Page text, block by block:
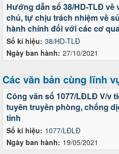
Số kí hiệu: 38/HD-TLĐ
Ngày ban hành: 27/10/2021
Hướng dẫn số 38/HD-TLĐ
chủ, tự chịu trách nhiệm về
hành chính đối với các cơ
Các văn bản cùng lĩnh
Số kí hiệu: 1077/LĐLĐ
Ngày ban hành: 19/05/2021
Công văn số 1077/LĐLĐ V/v
tuyên truyền phòng, chống
tỉnh